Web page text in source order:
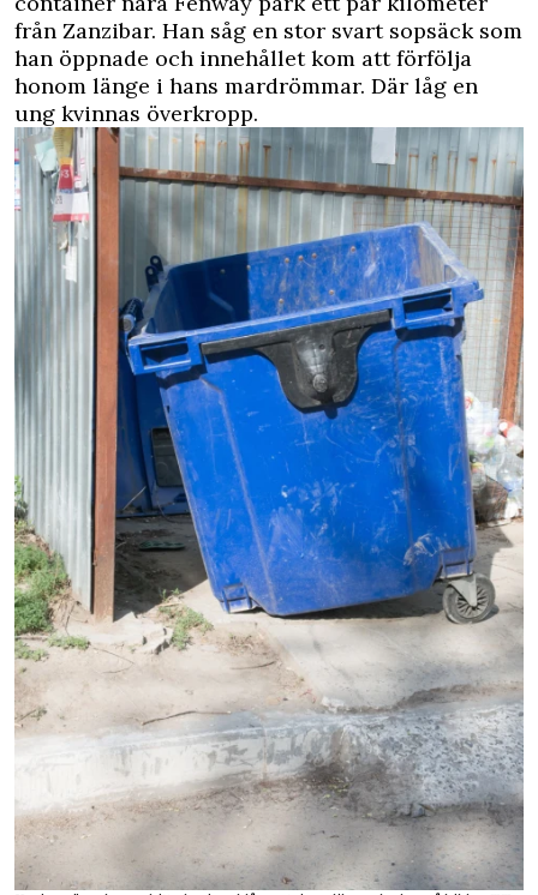
från Zanzibar. Han såg en stor svart sopsäck som
han öppnade och innehållet kom att förfölja
honom länge i hans mardrömmar. Där låg en
ung kvinnas överkropp.